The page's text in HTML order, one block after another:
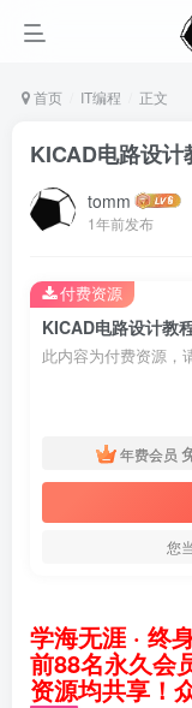
首页 IT编程 正文
KICAD电路设计
tomm
1年前发布
KICAD电路设计教
此内容为付费资源，
年费会员
您
付费资源
学海无涯 · 终
前88名永久会
资源均共享！